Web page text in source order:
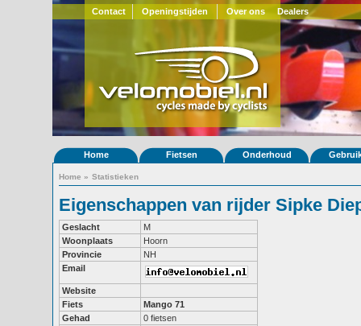
Contact Openingstijden Over ons Dealers
Home Fietsen Onderhoud
Home » Statistieken
Eigenschappen van rijder Sipke
Geslacht
M
Woonplaats
Hoorn
Provincie
NH
Email
Website
Fiets
Mango 71
Gehad
0 fietsen